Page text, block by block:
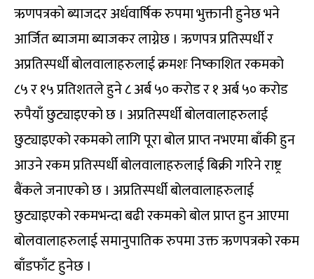
ऋणपत्रको ब्याजदर अर्धवार्षिक रुपमा भुक्तानी हुनेछ भने
आर्जित ब्याजमा ब्याजकर लाग्नेछ । ऋणपत्र प्रतिस्पर्धी र
अप्रतिस्पर्धी बोलवालाहरुलाई क्रमशः निष्काशित रकमको
८५ र १५ प्रतिशतले हुने ८ अर्ब ५० करोड र १ अर्ब ५० करोड
रुपैयाँ छुट्याइएको छ । अप्रतिस्पर्धी बोलवालाहरुलाई
छुट्याइएको रकमको लागि पूरा बोल प्राप्त नभएमा बाँकी हुन
आउने रकम प्रतिस्पर्धी बोलवालाहरुलाई बिक्री गरिने राष्ट्र
बैंकले जनाएको छ । अप्रतिस्पर्धी बोलवालाहरुलाई
छुट्याइएको रकमभन्दा बढी रकमको बोल प्राप्त हुन आएमा
बोलवालाहरुलाई समानुपातिक रुपमा उक्त ऋणपत्रको रकम
बाँडफाँट हुनेछ ।